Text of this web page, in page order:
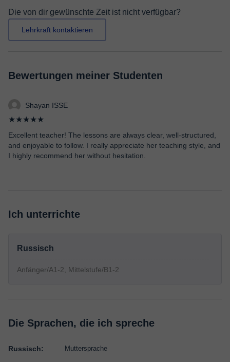
Die von dir gewünschte Zeit ist nicht verfügbar?
Lehrkraft kontaktieren
Bewertungen meiner Studenten
Shayan ISSE
★★★★★
Excellent teacher! The lessons are always clear, well-structured,
and enjoyable to follow. I really appreciate her teaching style, and
I highly recommend her without hesitation.
Ich unterrichte
Russisch
Anfänger/A1-2, Mittelstufe/B1-2
Die Sprachen, die ich spreche
Russisch: Muttersprache